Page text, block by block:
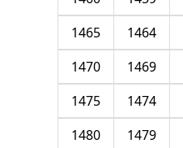
1464
1465
1469
1470
1474
1475
1479
1480